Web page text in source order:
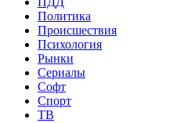
Политика
Происшествия
Психология
Рынки
Сериалы
Софт
Спорт
ТВ